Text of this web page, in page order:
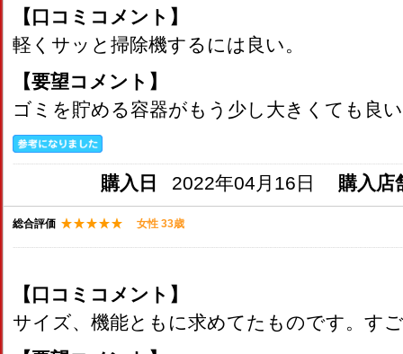
【口コミコメント】
軽くサッと掃除機するには良い。
【要望コメント】
ゴミを貯める容器がもう少し大きくても良
購入日 2022年04月16日 購入店
総合評価 女性 33歳
【口コミコメント】
サイズ、機能ともに求めてたものです。す